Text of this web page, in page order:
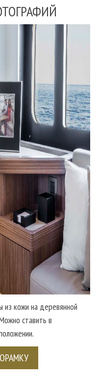
из кожи на деревянной
ставить в